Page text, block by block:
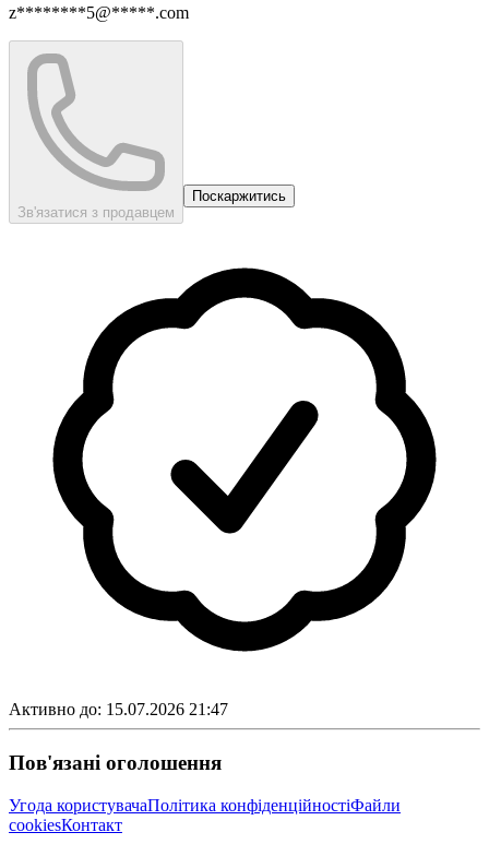
z********5@*****.com
Зв'язатися з продавцем
Поскаржитись
Активно до: 15.07.2026 21:47
Пов'язані оголошення
Угода користувачаПолітика конфіденційностіФайли
cookiesКонтакт